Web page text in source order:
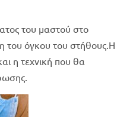
του μαστού στο
του όγκου του στήθους.Η
η τεχνική που θα